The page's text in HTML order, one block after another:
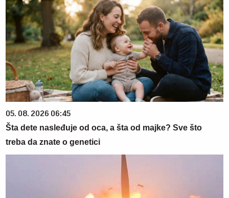
05. 08. 2026 06:45
Šta dete nasleđuje od oca, a šta od majke? Sve što
treba da znate o genetici